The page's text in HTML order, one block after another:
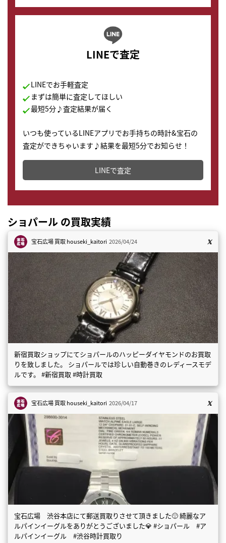
LINEで査定
LINEでお手軽査定
まずは簡単に査定してほしい
最短5分♪査定結果が届く
いつも使っているLINEアプリでお手持ちの時計&宝石の
査定ができちゃいます♪結果を最短5分でお知らせ！
どこからでもすぐに査定金額を知ることが出来ます。
LINEで査定
ショパール の買取実績
宝石広場 買取houseki_kaitori 2026/04/24
新宿買取ショップにてショパールのハッピーダイヤモンドのお買取
りを致しました。 ショパールでは珍しい自動巻きのレディースモデ
ルです。 #新宿買取 #時計買取
宝石広場 買取houseki_kaitori 2026/04/17
宝石広場 渋谷本店にて郵送買取りさせて頂きました🙂 綺麗なア
ルパインイーグルをありがとうございました💎 #ショパール #ア
ルパインイーグル #渋谷時計買取り